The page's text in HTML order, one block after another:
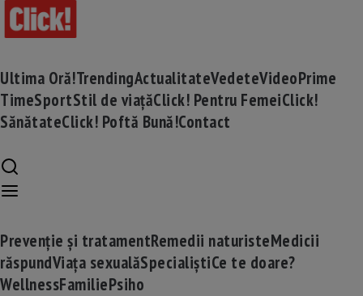
Ultima Oră!TrendingActualitateVedeteVideoPrime
TimeSportStil de viațăClick! Pentru FemeiClick!
SănătateClick! Poftă Bună!Contact
Prevenție și tratamentRemedii naturisteMedicii
răspundViața sexualăSpecialiștiCe te doare?
WellnessFamiliePsiho